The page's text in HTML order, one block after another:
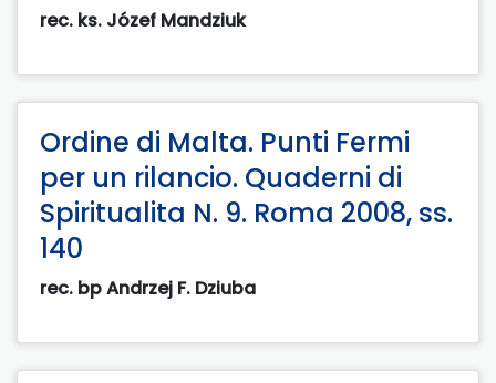
rec. ks. Józef Mandziuk
Ordine di Malta. Punti Fermi
per un rilancio. Quaderni di
Spiritualita N. 9. Roma 2008, ss.
140
rec. bp Andrzej F. Dziuba